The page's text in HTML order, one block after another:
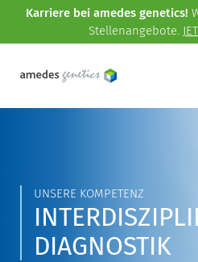
Karriere bei amedes genetics!
Stellenangebote.
UNSERE KOMPETENZ
DIAGNOSTIK